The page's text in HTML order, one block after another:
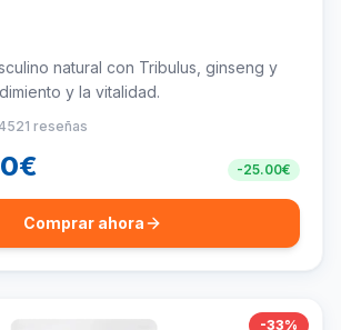
natural con Tribulus, ginseng y
y la vitalidad.
reseñas
€ -25.00€
Comprar ahora
-33%